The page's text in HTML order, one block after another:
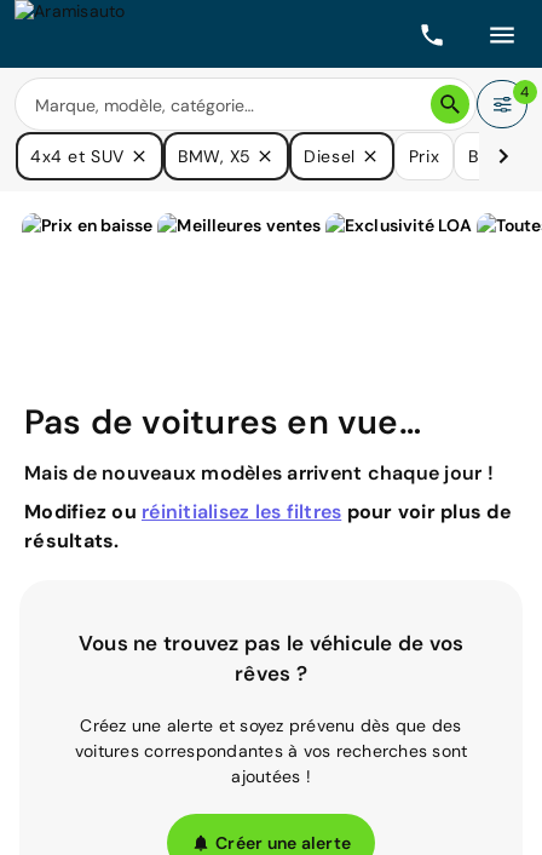
4
4x4 et SUV BMW, X5 Diesel Prix Boîtes
Pas de voitures en vue…
Mais de nouveaux modèles arrivent chaque jour !
Modifiez ou réinitialisez les filtres pour voir plus de
résultats.
Vous ne trouvez pas le véhicule de vos
rêves ?
Créez une alerte et soyez prévenu dès que des
voitures correspondantes à vos recherches sont
ajoutées !
Créer une alerte